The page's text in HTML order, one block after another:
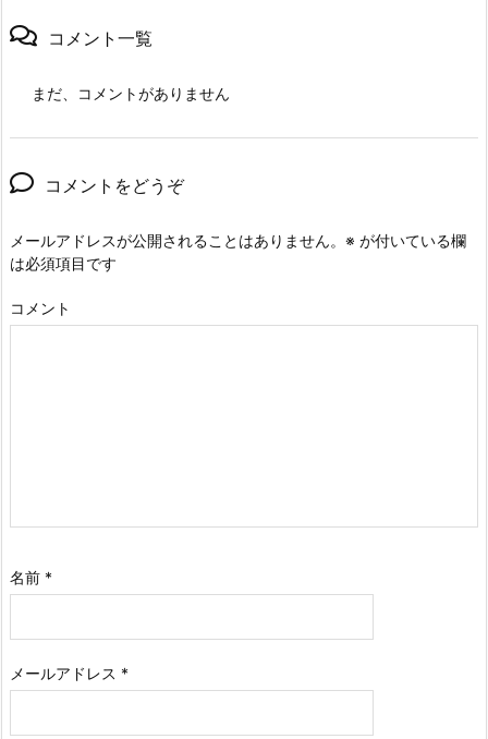
コメント一覧
まだ、コメントがありません
コメントをどうぞ
メールアドレスが公開されることはありません。 ※ が付いている欄
は必須項目です
コメント
名前 *
メールアドレス *